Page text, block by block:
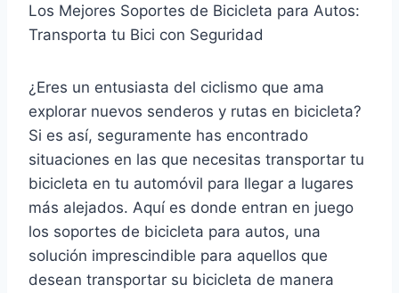
Los Mejores Soportes de Bicicleta para Autos:
Transporta tu Bici con Seguridad
¿Eres un entusiasta del ciclismo que ama
explorar nuevos senderos y rutas en bicicleta?
Si es así, seguramente has encontrado
situaciones en las que necesitas transportar tu
bicicleta en tu automóvil para llegar a lugares
más alejados. Aquí es donde entran en juego
los soportes de bicicleta para autos, una
solución imprescindible para aquellos que
desean transportar su bicicleta de manera